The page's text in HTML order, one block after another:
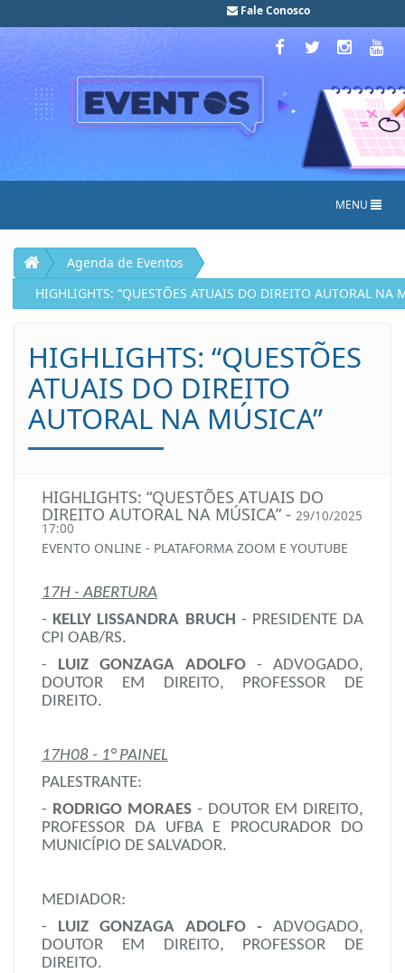
Fale Conosco
MENU
Agenda de Eventos
HIGHLIGHTS: “QUESTÕES ATUAIS DO DIREITO AUTORAL NA
HIGHLIGHTS: “QUESTÕES
ATUAIS DO DIREITO
AUTORAL NA MÚSICA”
HIGHLIGHTS: “QUESTÕES ATUAIS DO
DIREITO AUTORAL NA MÚSICA” - 29/10/2025
17:00
EVENTO ONLINE - PLATAFORMA ZOOM E YOUTUBE
17H - ABERTURA
- KELLY LISSANDRA BRUCH - PRESIDENTE DA
CPI OAB/RS.
- LUIZ GONZAGA ADOLFO -
ADVOGADO,
DOUTOR EM DIREITO, PROFESSOR DE
DIREITO.
17H08 - 1° PAINEL
PALESTRANTE:
- RODRIGO MORAES - DOUTOR EM DIREITO,
PROFESSOR DA UFBA E PROCURADOR DO
MUNICÍPIO DE SALVADOR.
MEDIADOR:
- LUIZ GONZAGA ADOLFO - ADVOGADO,
DOUTOR EM DIREITO, PROFESSOR DE
DIREITO.